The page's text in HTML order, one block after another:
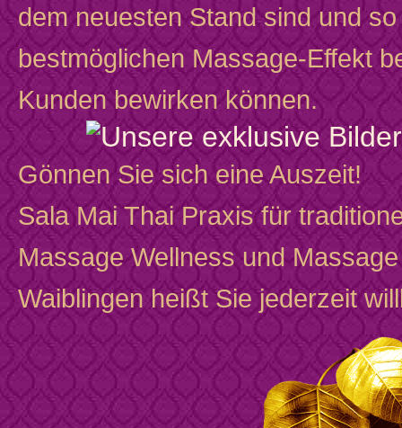
dem neuesten Stand sind und
bestmöglichen Massage-Effekt
Kunden bewirken können.
Gönnen Sie sich eine Auszeit!
Sala Mai Thai Praxis für
Massage Wellness und
Waiblingen heißt Sie jederzeit